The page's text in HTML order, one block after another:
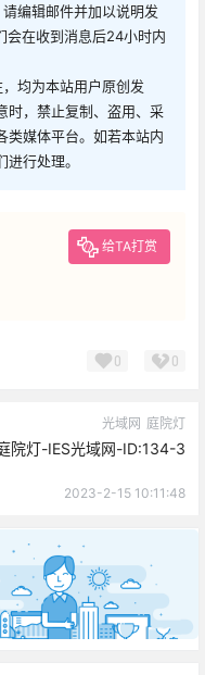
编辑邮件并加以说明发
在收到消息后24小时内
均为本站用户原创发
时，禁止复制、盗用、采
类媒体平台。如若本站内
行处理。
给TA打赏
0 0
光域网 庭院灯
院灯-IES光域网-ID:134-3
2023-2-15 10:11:48